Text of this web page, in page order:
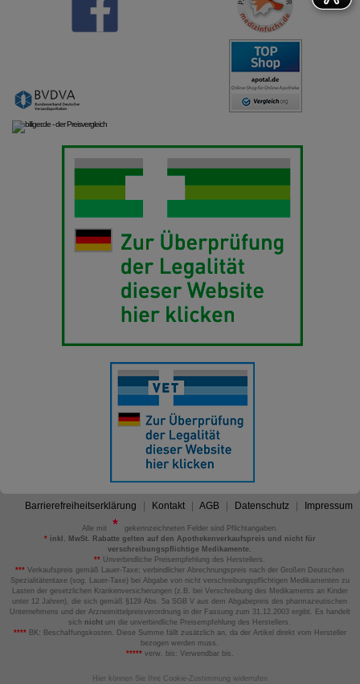
Barrierefreiheitserklärung Kontakt AGB Datenschutz Impressum
Alle mit
gekennzeichneten Felder sind Pflichtangaben.
*inkl. MwSt. Rabatte gelten auf den Apothekenverkaufspreis und nicht für
verschreibungspflichtige Medikamente.
** Unverbindliche Preisempfehlung des Herstellers.
*** Verkaufspreis gemäß Lauer-Taxe; verbindlicher Abrechnungspreis nach der Großen Deutschen
Spezialitätentaxe (sog. Lauer-Taxe) bei Abgabe von nicht verschreibungspflichtigen Medikamenten zu
Lasten der gesetzlichen Krankenversicherungen (z.B. bei Verschreibung des Medikaments an Kinder
unter 12 Jahren), die sich gemäß §129 Abs. 5a SGB V aus dem Abgabepreis des pharmazeutischen
Unternehmens und der Arzneimittelpreisverordnung in der Fassung zum 31.12.2003 ergibt. Es handelt
sich nicht um die unverbindliche Preisempfehlung des Herstellers.
****BK: Beschaffungskosten. Diese Summe fällt zusätzlich an, da der Artikel direkt vom Hersteller
bezogen werden muss.
*****verw. bis: Verwendbar bis.
Hier können Sie Ihre Cookie-Zustimmung widerrufen